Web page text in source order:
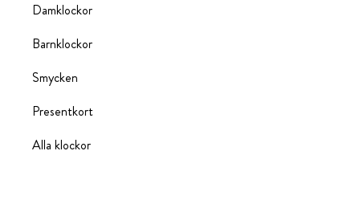
Damklockor
Barnklockor
Smycken
Presentkort
Alla klockor